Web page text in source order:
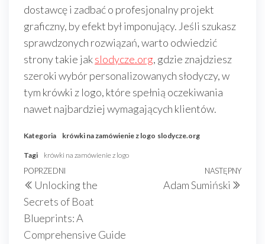
dostawcę i zadbać o profesjonalny projekt
graficzny, by efekt był imponujący. Jeśli szukasz
sprawdzonych rozwiązań, warto odwiedzić
strony takie jakslodycze.org, gdzie znajdziesz
szeroki wybór personalizowanych słodyczy, w
tym krówki z logo, które spełnią oczekiwania
nawet najbardziej wymagających klientów.
Kategoria krówki na zamówienie z logo slodycze.org
Tagi krówki na zamówienie z logo
Nawigacja
wpisu
Poprzedni
wpis
POPRZEDNI
Unlocking the
Secrets of Boat
Blueprints: A
Comprehensive Guide
NASTĘPNY
Adam Sumiński